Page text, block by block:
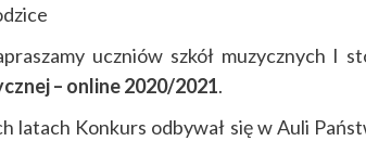
uczniów szkół muzycznych I
– online 2020/2021.
latach Konkurs odbywał się w Auli